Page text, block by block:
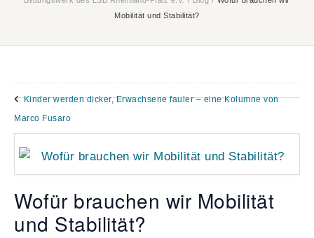
Mobilität und Stabilität?
Kinder werden dicker, Erwachsene fauler – eine Kolumne von
Marco Fusaro
Wofür brauchen wir Mobilität
und Stabilität?